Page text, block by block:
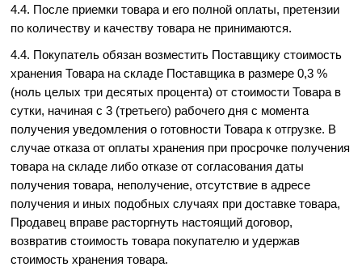
4.4. После приемки товара и его полной оплаты, претензии
по количеству и качеству товара не принимаются.
4.4. Покупатель обязан возместить Поставщику стоимость
хранения Товара на складе Поставщика в размере 0,3 %
(ноль целых три десятых процента) от стоимости Товара в
сутки, начиная с 3 (третьего) рабочего дня с момента
получения уведомления о готовности Товара к отгрузке. В
случае отказа от оплаты хранения при просрочке получения
товара на складе либо отказе от согласования даты
получения товара, неполучение, отсутствие в адресе
получения и иных подобных случаях при доставке товара,
Продавец вправе расторгнуть настоящий договор,
возвратив стоимость товара покупателю и удержав
стоимость хранения товара.